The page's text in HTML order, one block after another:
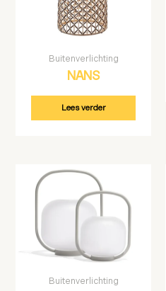
Buitenverlichting
NANS
Lees verder
Buitenverlichting